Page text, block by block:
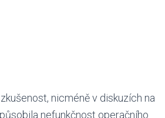
nicméně v diskuzích na
nefunkčnost operačního